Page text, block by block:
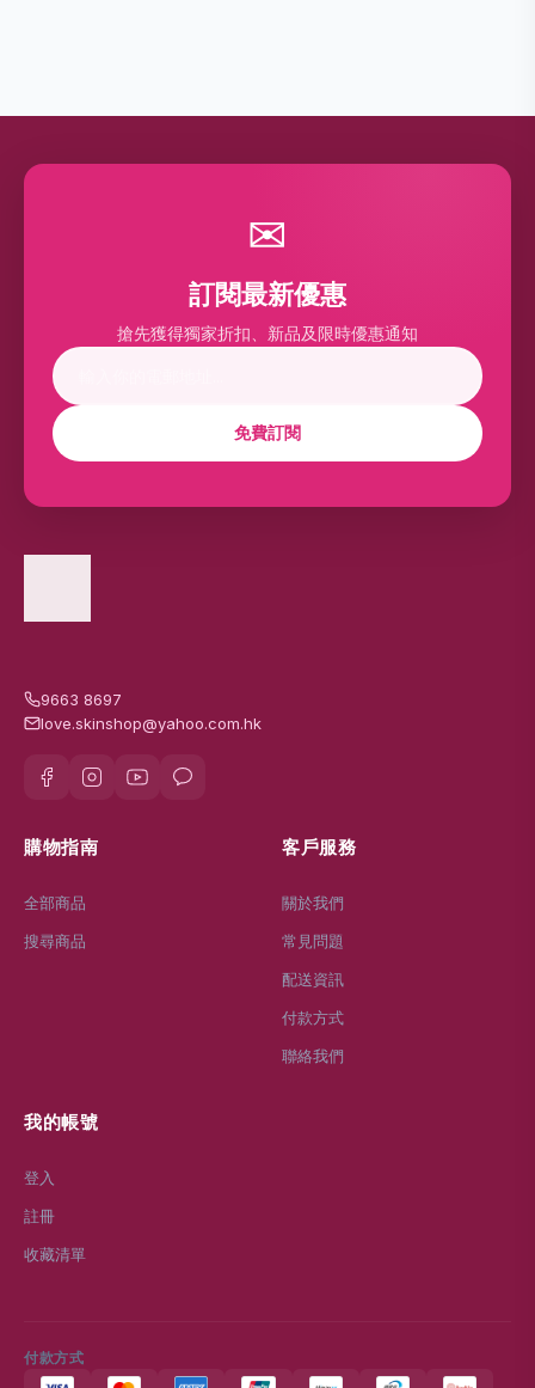
✉
訂閱最新優惠
搶先獲得獨家折扣、新品及限時優惠通知
免費訂閱
9663 8697
love.skinshop@yahoo.com.hk
購物指南
全部商品
搜尋商品
客戶服務
關於我們
常見問題
配送資訊
付款方式
聯絡我們
我的帳號
登入
註冊
收藏清單
付款方式